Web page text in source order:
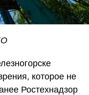
которое не
Ростехнадзор